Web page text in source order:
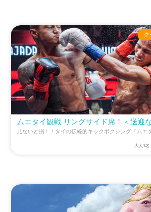
ムエタイ観戦 リングサイド席！＜送迎
見ないと損！！タイの伝統的キックボクシング『ムエ
大人1名